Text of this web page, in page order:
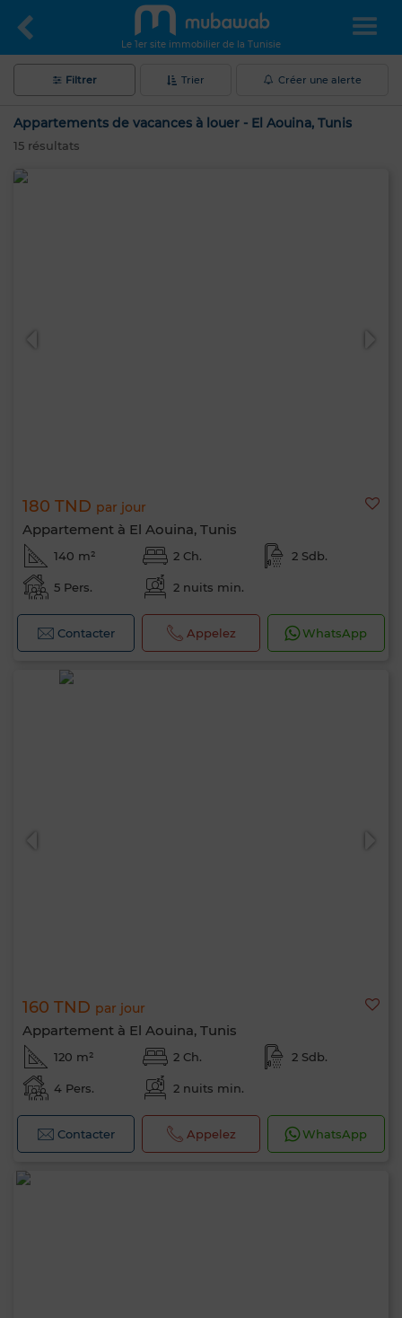
Le 1er site immobilier de la Tunisie
Filtrer Trier Créer une alerte
Appartements de vacances à louer - El Aouina, Tunis
15 résultats
180 TND par jour
Appartement à El Aouina, Tunis
140 m² 2 Ch. 2 Sdb.
5 Pers. 2 nuits min.
Contacter Appelez WhatsApp
160 TND par jour
Appartement à El Aouina, Tunis
120 m² 2 Ch. 2 Sdb.
4 Pers. 2 nuits min.
Contacter Appelez WhatsApp